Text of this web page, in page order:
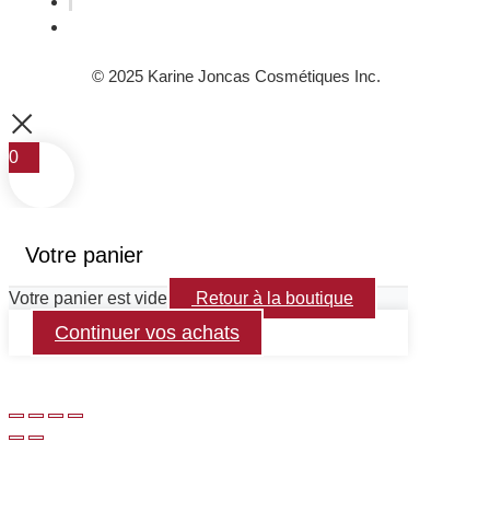
© 2025 Karine Joncas Cosmétiques Inc.
0
Votre panier
Votre panier est vide Retour à la boutique
Continuer vos achats